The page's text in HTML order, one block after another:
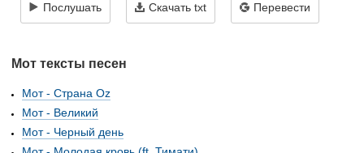
Послушать Скачать txt Перевести
Мот тексты песен
Мот - Страна Oz
Мот - Великий
Мот - Черный день